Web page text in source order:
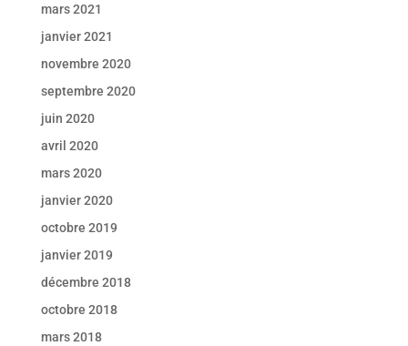
mars 2021
janvier 2021
novembre 2020
septembre 2020
juin 2020
avril 2020
mars 2020
janvier 2020
octobre 2019
janvier 2019
décembre 2018
octobre 2018
mars 2018